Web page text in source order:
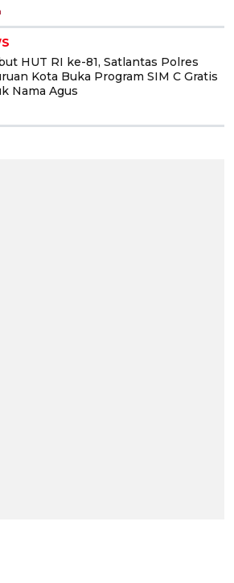
HUT RI ke-81, Satlantas Polres
Kota Buka Program SIM C Gratis
Nama Agus